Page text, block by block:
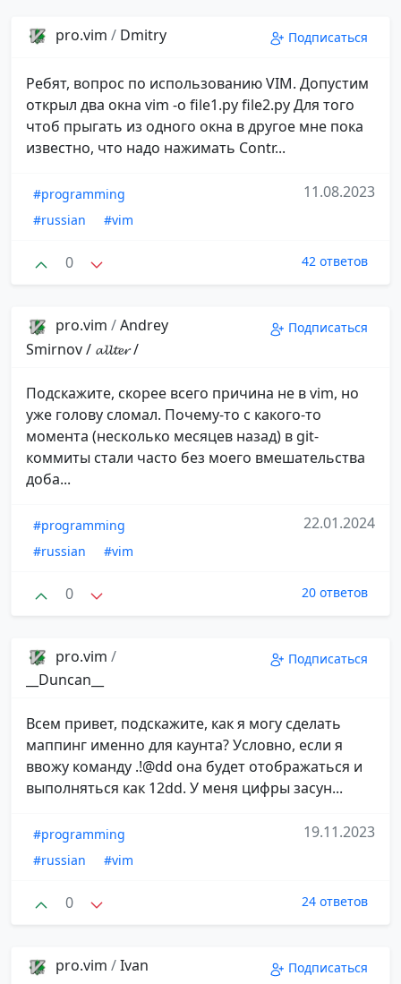
pro.vim / Dmitry Подписаться
Ребят, вопрос по использованию VIM. Допустим
открыл два окна vim -o file1.py file2.py Для того
чтоб прыгать из одного окна в другое мне пока
известно, что надо нажимать Contr...
#programming
#russian
#vim
11.08.2023
0 42 ответов
pro.vim /Andrey
Smirnov / 𝓪𝓵𝓵𝓽𝓮𝓻 /
Подписаться
Подскажите, скорее всего причина не в vim, но
уже голову сломал. Почему-то с какого-то
момента (несколько месяцев назад) в git-
коммиты стали часто без моего вмешательства
доба...
#programming
#russian
#vim
22.01.2024
0 20 ответов
pro.vim /
__Duncan__
Подписаться
Всем привет, подскажите, как я могу сделать
маппинг именно для каунта? Условно, если я
ввожу команду .!@dd она будет отображаться и
выполняться как 12dd. У меня цифры засун...
#programming
#russian
#vim
19.11.2023
0 24 ответов
pro.vim /Ivan Подписаться